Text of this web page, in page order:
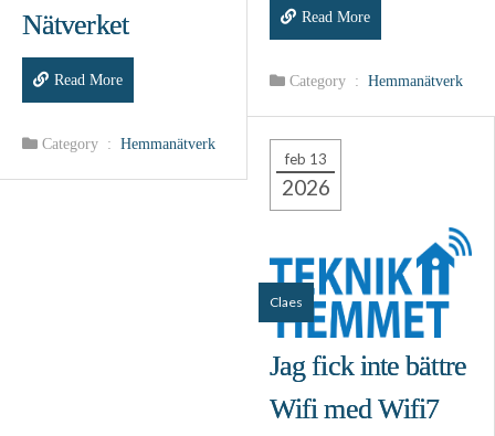
Nätverket
Read More
Category : Hemmanätverk
Read More
Category : Hemmanätverk
feb 13
2026
Claes
Jag fick inte bättre
Wifi med Wifi7